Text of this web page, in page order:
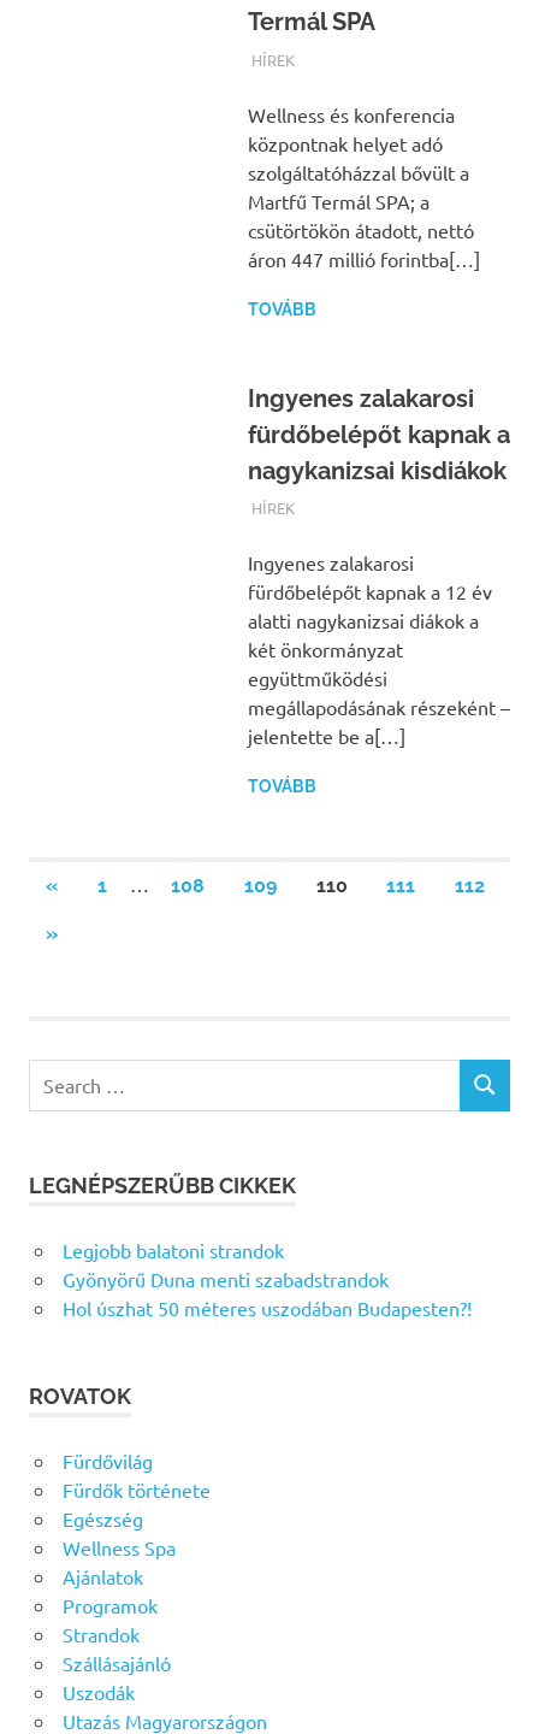
Termál SPA
TERMALFURDOK.COM
HÍREK
Wellness és konferencia
központnak helyet adó
szolgáltatóházzal bővült a
Martfű Termál SPA; a
csütörtökön átadott, nettó
áron 447 millió forintba[…]
TOVÁBB
Ingyenes zalakarosi
fürdőbelépőt kapnak a
nagykanizsai kisdiákok
TERMALFURDOK.COM
HÍREK
Ingyenes zalakarosi
fürdőbelépőt kapnak a 12 év
alatti nagykanizsai diákok a
két önkormányzat
együttműködési
megállapodásának részeként –
jelentette be a[…]
TOVÁBB
Bejegyzések
lapozása
«PREVIOUS
1 … 108 109 110 111 112
NEXT
»
SEARCH
LEGNÉPSZERŰBB CIKKEK
Legjobb balatoni strandok
Gyönyörű Duna menti szabadstrandok
Hol úszhat 50 méteres uszodában Budapesten?!
ROVATOK
Fürdővilág
Fürdők története
Egészség
Wellness Spa
Ajánlatok
Programok
Strandok
Szállásajánló
Uszodák
Utazás Magyarországon